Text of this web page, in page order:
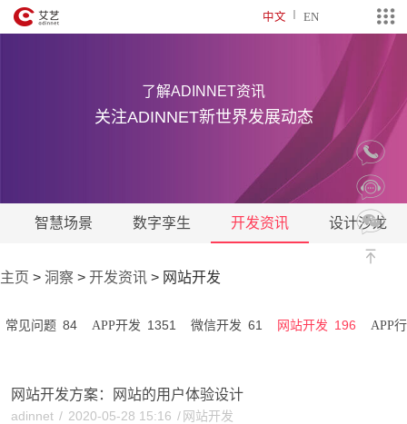
中文 EN
了解ADINNET资讯
关注ADINNET新世界发展动态
智慧场景 数字孪生 开发资讯 设计沙龙
主页 > 洞察 > 开发资讯 > 网站开发
常见问题 84 APP开发 1351 微信开发 61 网站开发 196 APP
网站开发方案：网站的用户体验设计
adinnet / 2020-05-28 15:16 / 网站开发